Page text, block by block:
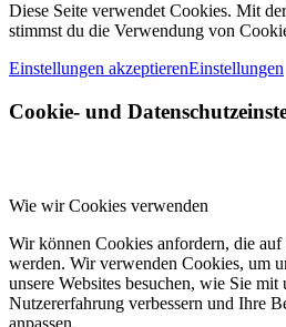
Diese Seite verwendet Cookies. Mit
stimmst du die Verwendung von
Einstellungen akzeptierenEinstellungen
Cookie- und
Wie wir Cookies verwenden
Wir können Cookies anfordern, die
werden. Wir verwenden Cookies, um
unsere Websites besuchen, wie Sie mit
Nutzererfahrung verbessern und Ihre
anpassen.